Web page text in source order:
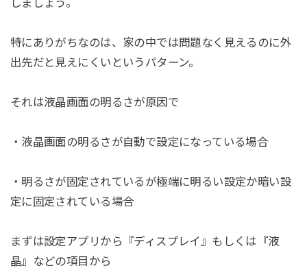
しましょう。
特にありがちなのは、家の中では問題なく見えるのに外
出先だと見えにくいというパターン。
それは液晶画面の明るさが原因で
・液晶画面の明るさが自動で設定になっている場合
・明るさが固定されているが極端に明るい設定か暗い設
定に固定されている場合
まずは設定アプリから『ディスプレイ』もしくは『液
晶』などの項目から